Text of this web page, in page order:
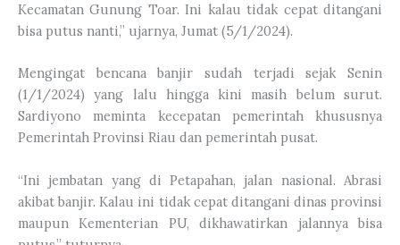
Kecamatan Gunung Toar. Ini kalau tidak cepat ditangani
bisa putus nanti,” ujarnya, Jumat (5/1/2024).
Mengingat bencana banjir sudah terjadi sejak Senin
(1/1/2024) yang lalu hingga kini masih belum surut.
Sardiyono meminta kecepatan pemerintah khususnya
Pemerintah Provinsi Riau dan pemerintah pusat.
“Ini jembatan yang di Petapahan, jalan nasional. Abrasi
akibat banjir. Kalau ini tidak cepat ditangani dinas provinsi
maupun Kementerian PU, dikhawatirkan jalannya bisa